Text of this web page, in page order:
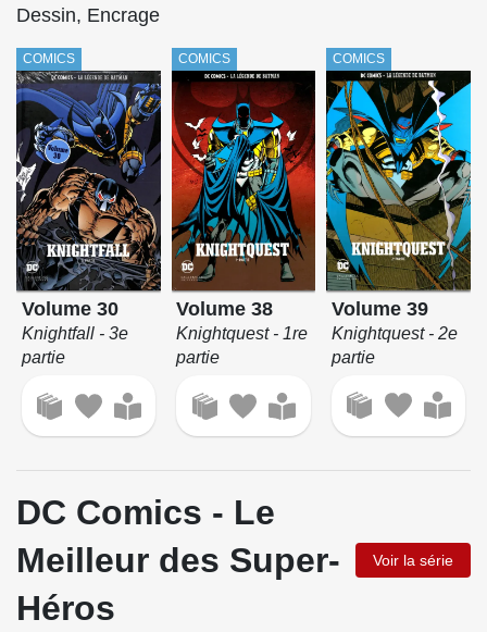
Dessin, Encrage
COMICS
Volume 30
Knightfall - 3e
partie
COMICS
Volume 38
Knightquest - 1re
partie
COMICS
Volume 39
Knightquest - 2e
partie
DC Comics - Le
Meilleur des Super-
Héros
Voir la série